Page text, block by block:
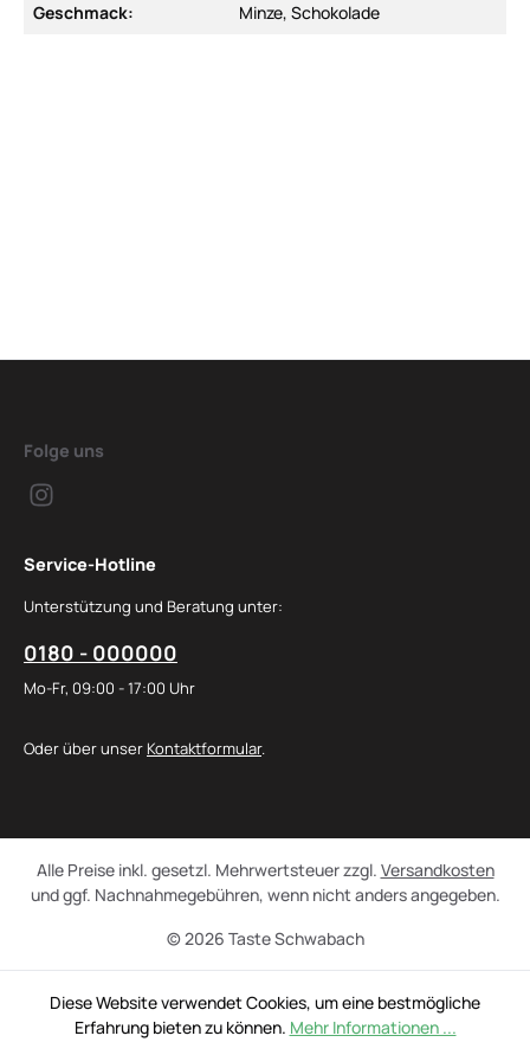
Geschmack: Minze, Schokolade
Folge uns
Service-Hotline
Unterstützung und Beratung unter:
0180 - 000000
Mo-Fr, 09:00 - 17:00 Uhr
Oder über unser Kontaktformular.
© 2026 Taste Schwabach
Alle Preise inkl. gesetzl. Mehrwertsteuer zzgl. Versandkosten
und ggf. Nachnahmegebühren, wenn nicht anders angegeben.
Diese Website verwendet Cookies, um eine bestmögliche
Erfahrung bieten zu können. Mehr Informationen ...